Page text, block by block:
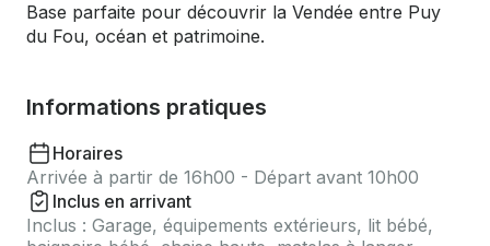
Base parfaite pour découvrir la Vendée entre Puy
du Fou, océan et patrimoine.
Informations pratiques
Horaires
Arrivée à partir de 16h00 - Départ avant 10h00
Inclus en arrivant
Inclus : Garage, équipements extérieurs, lit bébé,